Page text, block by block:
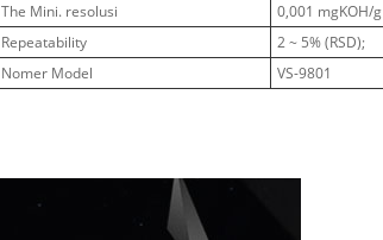
The Mini. resolusi
0,001 mgKOH/g
Repeatability
2 ~ 5% (RSD);
Nomer Model VS-9801